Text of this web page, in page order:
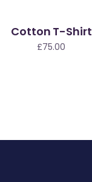
Cotton T-Shirt
£75.00